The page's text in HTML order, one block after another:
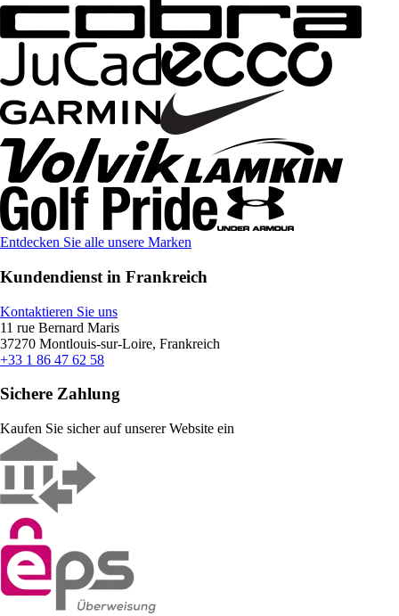
Entdecken Sie alle unsere Marken
Kundendienst in Frankreich
Kontaktieren Sie uns
11 rue Bernard Maris
37270 Montlouis-sur-Loire, Frankreich
+33 1 86 47 62 58
Sichere Zahlung
Kaufen Sie sicher auf unserer Website ein